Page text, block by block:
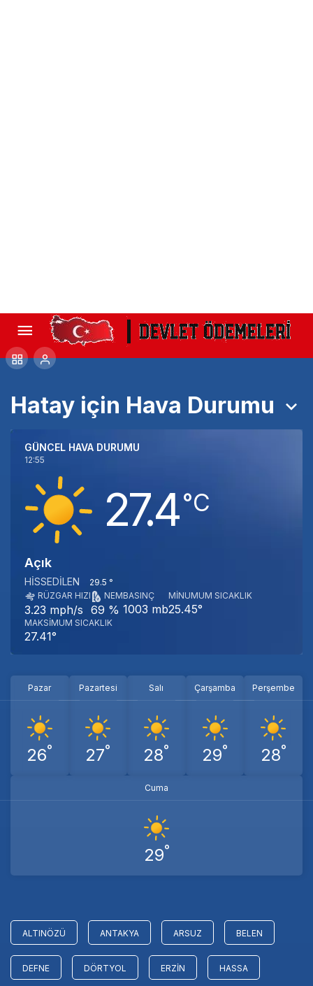
Hatay için Hava Durumu
GÜNCEL HAVA DURUMU
12:55
27.4‎°C
Açık
HISSEDILEN
29.5 °
RÜZGAR HIZI
3.23 mph/s
NEM
69 %
BASINÇ
1003 mb
MINUMUM SICAKLIK
25.45°
MAKSIMUM SICAKLIK
27.41°
Pazar
26°
Pazartesi
27°
Salı
28°
Çarşamba
29°
Perşembe
28°
Cuma
29°
ALTINÖZÜ ANTAKYA ARSUZ BELEN
DEFNE DÖRTYOL ERZIN HASSA